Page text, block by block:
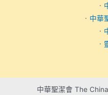
．
． 中華
．
．
中華聖潔會 The